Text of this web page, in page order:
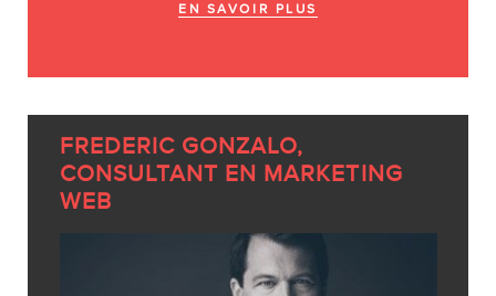
EN SAVOIR PLUS
FREDERIC GONZALO,
CONSULTANT EN MARKETING
WEB